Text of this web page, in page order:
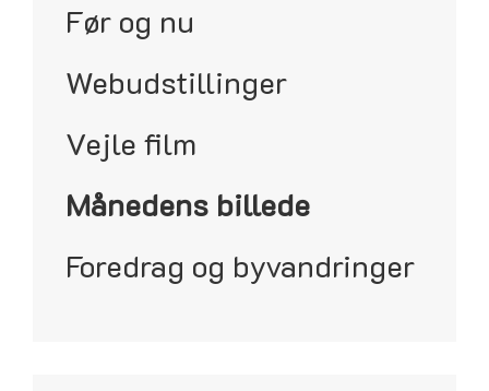
Før og nu
Webudstillinger
Vejle film
Månedens billede
Foredrag og byvandringer